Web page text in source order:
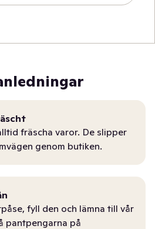
fräscha varor. De slipper
genom butiken.
fyll den och lämna till vår
pantpengarna på